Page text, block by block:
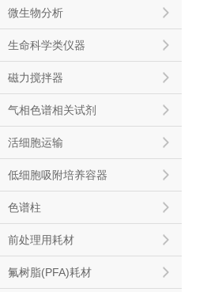
微生物分析
生命科学类仪器
磁力搅拌器
气相色谱相关试剂
活细胞运输
低细胞吸附培养容器
色谱柱
前处理用耗材
氟树脂(PFA)耗材